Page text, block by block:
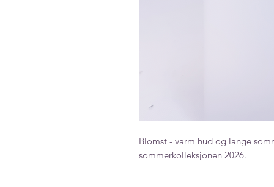
Blomst - varm hud og lange
sommerkolleksjonen 2026.